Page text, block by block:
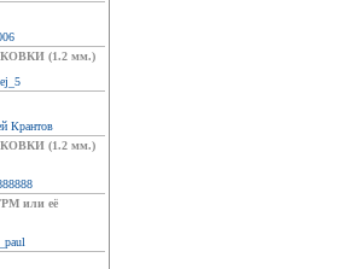
(1.2 мм.)
Крантов
(1.2 мм.)
или её